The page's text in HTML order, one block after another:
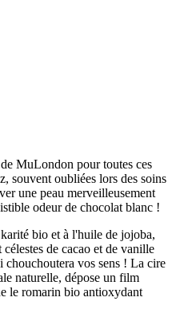
MuLondon pour toutes ces
souvent oubliées lors des soins
une peau merveilleusement
odeur de chocolat blanc !
bio et à l'huile de jojoba,
de cacao et de vanille
vos sens ! La cire
naturelle, dépose un film
le romarin bio antioxydant